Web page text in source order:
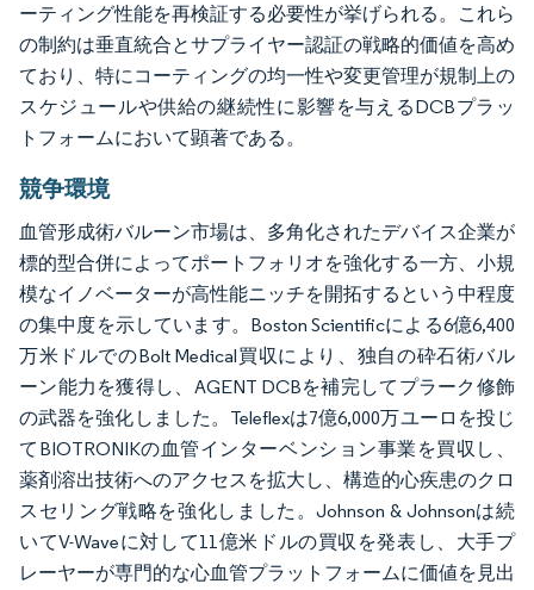
ーティング性能を再検証する必要性が挙げられる。これら
の制約は垂直統合とサプライヤー認証の戦略的価値を高め
ており、特にコーティングの均一性や変更管理が規制上の
スケジュールや供給の継続性に影響を与えるDCBプラッ
トフォームにおいて顕著である。
競争環境
血管形成術バルーン市場は、多角化されたデバイス企業が
標的型合併によってポートフォリオを強化する一方、小規
模なイノベーターが高性能ニッチを開拓するという中程度
の集中度を示しています。Boston Scientificによる6億6,400
万米ドルでのBolt Medical買収により、独自の砕石術バル
ーン能力を獲得し、AGENT DCBを補完してプラーク修飾
の武器を強化しました。Teleflexは7億6,000万ユーロを投じ
てBIOTRONIKの血管インターベンション事業を買収し、
薬剤溶出技術へのアクセスを拡大し、構造的心疾患のクロ
スセリング戦略を強化しました。Johnson & Johnsonは続
いてV-Waveに対して11億米ドルの買収を発表し、大手プ
レーヤーが専門的な心血管プラットフォームに価値を見出